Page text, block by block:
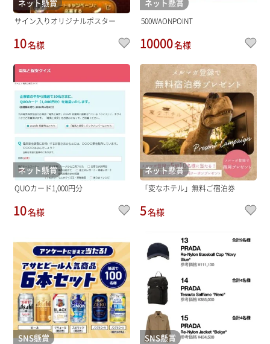
ネット懸賞
サイン入りオリジナルポスター
10名様
ネット懸賞
500WAONPOINT
10000名様
ネット懸賞
QUOカード1,000円分
10名様
ネット懸賞
「変なホテル」無料ご宿泊券
5名様
SNS懸賞 SNS懸賞